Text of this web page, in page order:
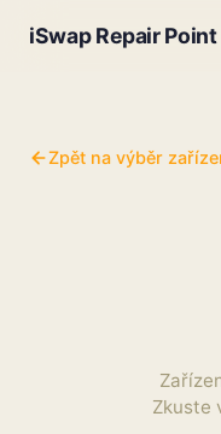
iSwap Repair Point
Zpět na výběr
Zkuste